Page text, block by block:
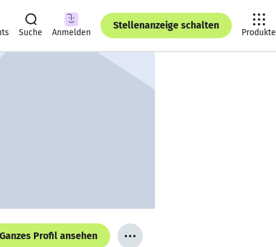
Suche Anmelden
Stellenanzeige schalten
Produkte
Ganzes Profil ansehen